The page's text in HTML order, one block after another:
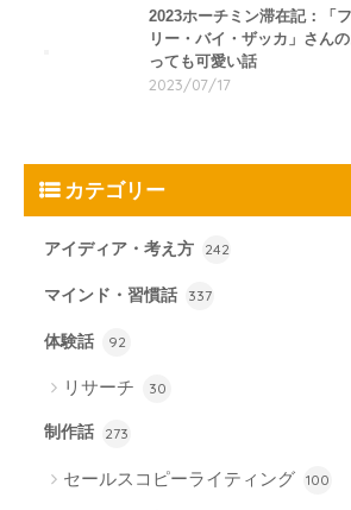
2023ホーチミン滞在記：「
リー・バイ・ザッカ」さん
っても可愛い話
2023/07/17
カテゴリー
アイディア・考え方 242
マインド・習慣話 337
体験話 92
リサーチ 30
制作話 273
セールスコピーライティング 100